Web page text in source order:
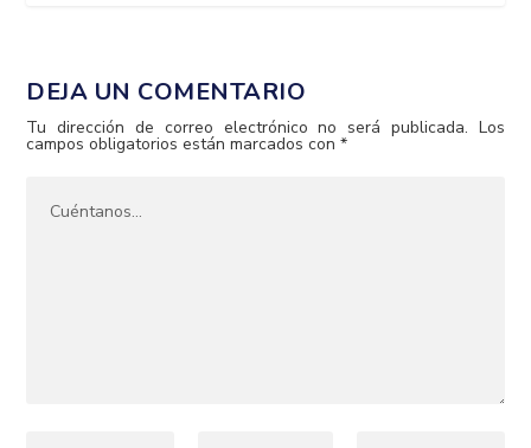
DEJA UN COMENTARIO
Tu dirección de correo electrónico no será publicada. Los
campos obligatorios están marcados con*